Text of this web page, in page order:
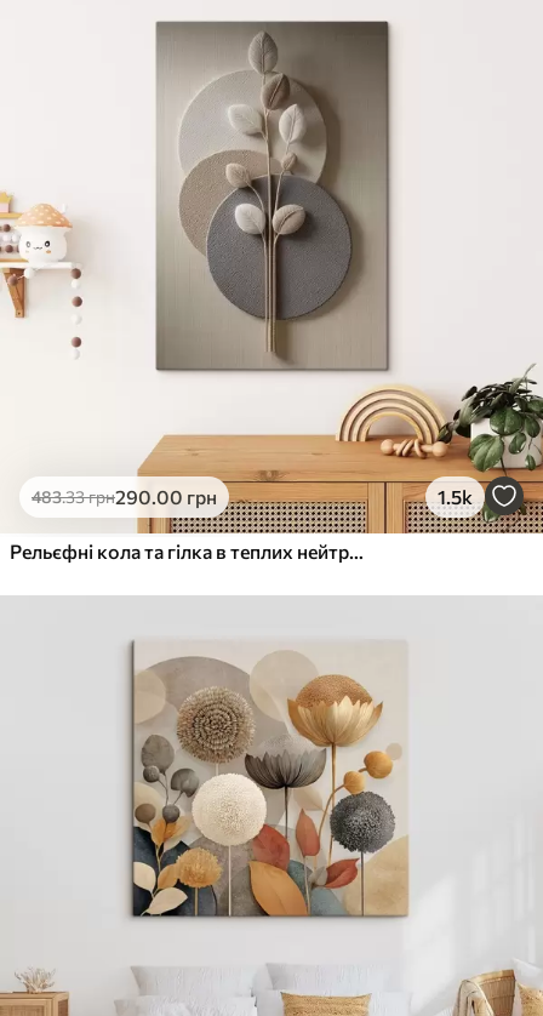
Яскраві, насичені кольори
Стійкість до вицвітання
Безпечне чорнило без запаху
Поверхня з текстурою полотна
Екологічний матеріал
Преміум
Від726
Яскраві, насичені кольори
Стійкість до вицвітання
Безпечне чорнило без запаху
Поверхня з текстурою полотна
Еко-Преміум
.00грн
✓Яскраві, насичені кольори
Поверхня з текстурою полотна
Екологічний матеріал
483.33грн290.00 грн 1.5k
Рельєфні кола та гілка в теплих нейтральних тонах